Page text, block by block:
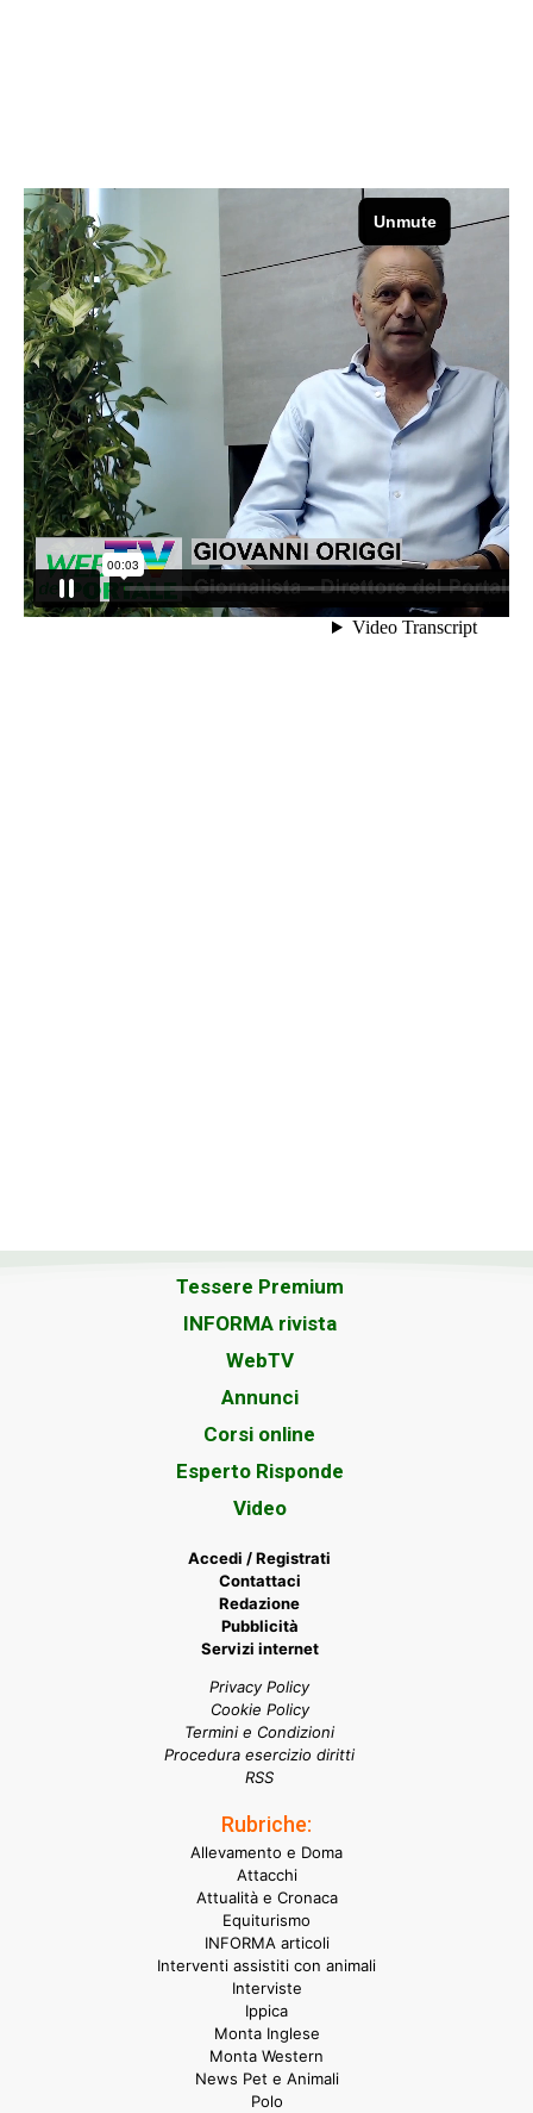
Tessere Premium
INFORMA rivista
WebTV
Annunci
Corsi online
Esperto Risponde
Video
Accedi / Registrati
Contattaci
Redazione
Pubblicità
Servizi internet
Privacy Policy
Cookie Policy
Termini e Condizioni
Procedura esercizio diritti
RSS
Rubriche:
Allevamento e Doma
Attacchi
Attualità e Cronaca
Equiturismo
INFORMA articoli
Interventi assistiti con animali
Interviste
Ippica
Monta Inglese
Monta Western
News Pet e Animali
Polo